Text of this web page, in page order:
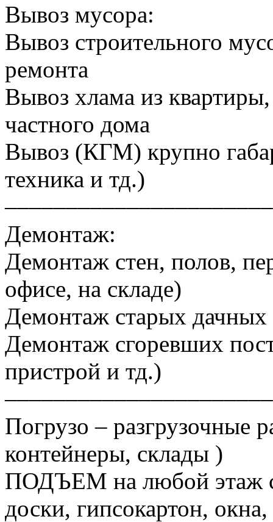
Вывоз мусора:
Вывоз строительного
ремонта
Вывоз хлама из
частного дома
Вывоз (КГМ) крупно
техника и тд.)
Демонтаж:
Демонтаж стен, полов,
офисе, на складе)
Демонтаж старых
Демонтаж сгоревших
пристрой и тд.)
Погрузо – разгрузочные
контейнеры, склады )
ПОДЪЕМ на любой этаж
доски, гипсокартон,